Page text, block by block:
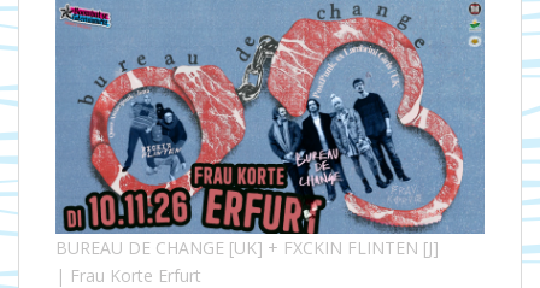
BUREAU DE CHANGE [UK] + FXCKIN FLINTEN [J]
| Frau Korte Erfurt